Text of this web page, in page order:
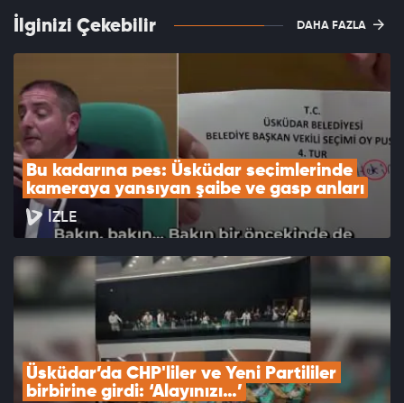
İlginizi Çekebilir DAHA FAZLA
Bu kadarına pes: Üsküdar seçimlerinde
kameraya yansıyan şaibe ve gasp anları
İZLE
Üsküdar’da CHP'liler ve Yeni Partililer
birbirine girdi: ‘Alayınızı…’